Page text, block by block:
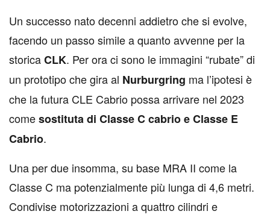
Un successo nato decenni addietro che si evolve,
facendo un passo simile a quanto avvenne per la
storicaCLK. Per ora ci sono le immagini “rubate” di
un prototipo che gira al Nurburgring ma l’ipotesi è
che la futura CLE Cabrio possa arrivare nel 2023
comesostituta di Classe C cabrio e Classe E
Cabrio.
Una per due insomma, su base MRA II come la
Classe C ma potenzialmente più lunga di 4,6 metri.
Condivise motorizzazioni a quattro cilindri e